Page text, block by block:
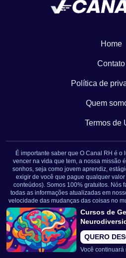
Cursos de
QUERO
Você continuará
Home
Contato
Política de
Quem
Termos de
É importante saber que O Canal RH é
vencer na vida que tem, a nossa missão
sonhos, seja como jovem aprendiz,
exigir de você que pague qualquer
conteúdos). Somos 100% gratuitos. Nós
todas as informações atualizadas em
velocidade das mudanças das coisas no
Novamente: Nunca solicitamos nenhuma
tipo de cobrança. Somos um portal de
aconteça, entre em contato
CNPJ: